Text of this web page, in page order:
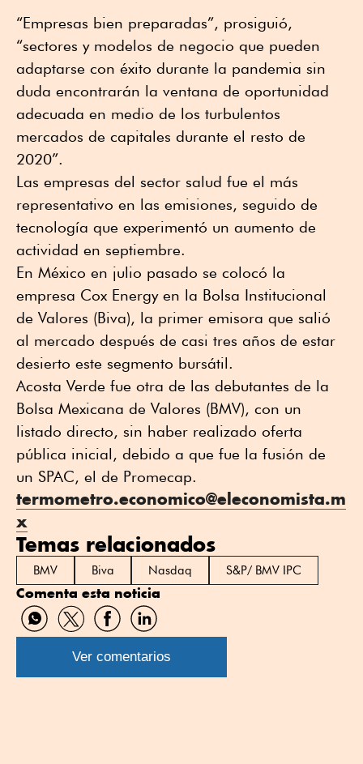
“Empresas bien preparadas”, prosiguió,
“sectores y modelos de negocio que pueden
adaptarse con éxito durante la pandemia sin
duda encontrarán la ventana de oportunidad
adecuada en medio de los turbulentos
mercados de capitales durante el resto de
2020”.
Las empresas del sector salud fue el más
representativo en las emisiones, seguido de
tecnología que experimentó un aumento de
actividad en septiembre.
En México en julio pasado se colocó la
empresa Cox Energy en la Bolsa Institucional
de Valores (Biva), la primer emisora que salió
al mercado después de casi tres años de estar
desierto este segmento bursátil.
Acosta Verde fue otra de las debutantes de la
Bolsa Mexicana de Valores (BMV), con un
listado directo, sin haber realizado oferta
pública inicial, debido a que fue la fusión de
un SPAC, el de Promecap.
termometro.economico@eleconomista.m
x
Temas relacionados
BMV Biva Nasdaq S&P/ BMV IPC
Comenta esta noticia
Compartir
por
WhatsApp
Compartir
por
Twitter
Compartir
por
Facebook
Compartir
por
Linkedin
Ver comentarios